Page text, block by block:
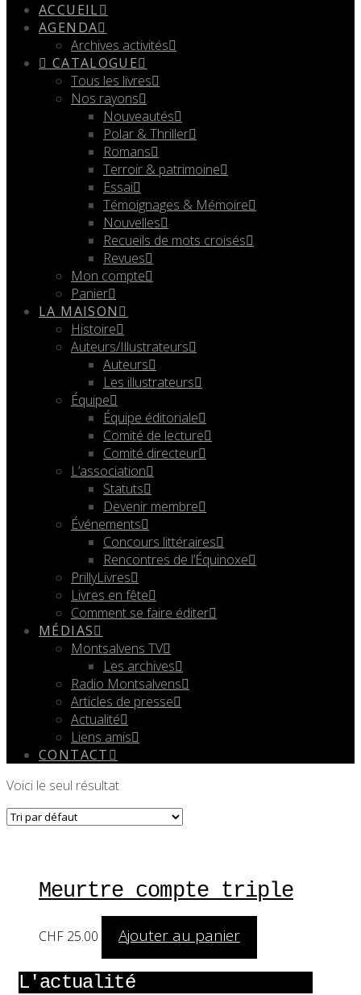
ACCUEIL
AGENDA
Archives activités
CATALOGUE
Tous les livres
Nos rayons
Nouveautés
Polar & Thriller
Romans
Terroir & patrimoine
Essai
Témoignages & Mémoire
Nouvelles
Recueils de mots croisés
Revues
Mon compte
Panier
LA MAISON
Histoire
Auteurs/Illustrateurs
Auteurs
Les illustrateurs
Équipe
Équipe éditoriale
Comité de lecture
Comité directeur
L’association
Statuts
Devenir membre
Événements
Concours littéraires
Rencontres de l’Équinoxe
PrillyLivres
Livres en fête
Comment se faire éditer
MÉDIAS
Montsalvens TV
Les archives
Radio Montsalvens
Articles de presse
Actualité
Liens amis
CONTACT
Voici le seul résultat
Meurtre compte triple
CHF 25.00 Ajouter au panier
L'actualité